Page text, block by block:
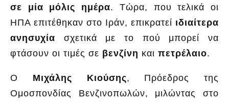
σε μία μόλις ημέρα. Τώρα, που τελικά οι
ΗΠΑ επιτέθηκαν στο Ιράν, επικρατεί ιδιαίτερα
ανησυχία σχετικά με το πού μπορεί να
φτάσουν οι τιμές σε βενζίνη και πετρέλαιο.
Ο Μιχάλης Κιούσης, Πρόεδρος της
Ομοσπονδίας Βενζινοπωλών, μιλώντας στο